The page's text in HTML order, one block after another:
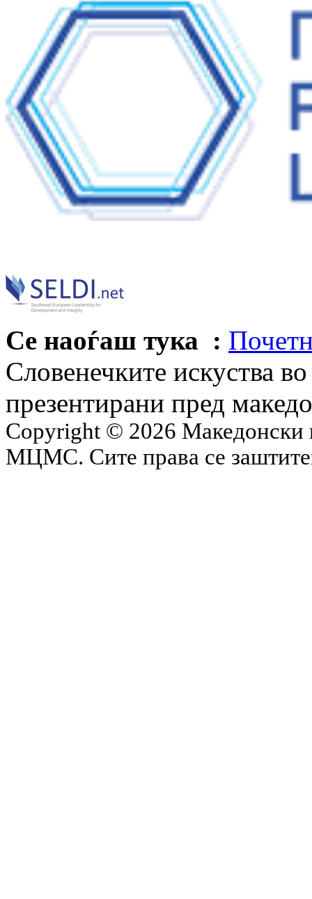
Се наоѓаш тука :
Словенечките искуства
презентирани пред
Copyright © 2026 Македонски
МЦМС. Сите права се